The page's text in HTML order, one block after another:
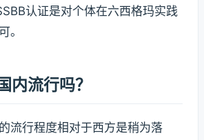
认证是对个体在六西格玛实践
。
内流行吗？
流行程度相对于西方是稍为落